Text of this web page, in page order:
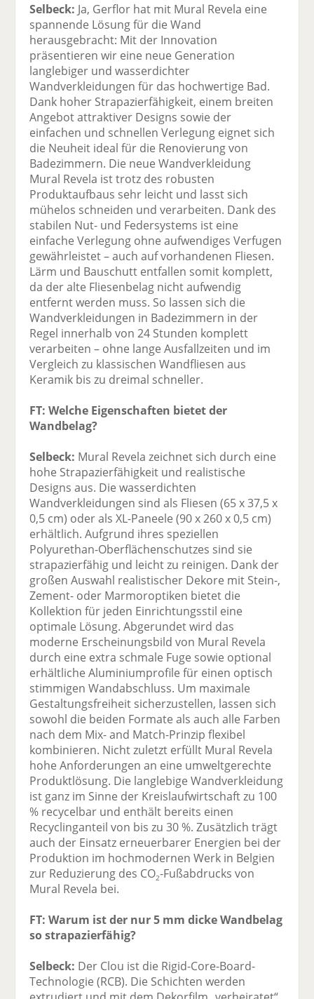
Selbeck: Ja, Gerflor hat mit Mural Revela eine
spannende Lösung für die Wand
herausgebracht: Mit der Innovation
präsentieren wir eine neue Generation
langlebiger und wasserdichter
Wandverkleidungen für das hochwertige Bad.
Dank hoher Strapazierfähigkeit, einem breiten
Angebot attraktiver Designs sowie der
einfachen und schnellen Verlegung eignet sich
die Neuheit ideal für die Renovierung von
Badezimmern. Die neue Wandverkleidung
Mural Revela ist trotz des robusten
Produktaufbaus sehr leicht und lasst sich
mühelos schneiden und verarbeiten. Dank des
stabilen Nut- und Federsystems ist eine
einfache Verlegung ohne aufwendiges Verfugen
gewährleistet – auch auf vorhandenen Fliesen.
Lärm und Bauschutt entfallen somit komplett,
da der alte Fliesenbelag nicht aufwendig
entfernt werden muss. So lassen sich die
Wandverkleidungen in Badezimmern in der
Regel innerhalb von 24 Stunden komplett
verarbeiten – ohne lange Ausfallzeiten und im
Vergleich zu klassischen Wandfliesen aus
Keramik bis zu dreimal schneller.
FT: Welche Eigenschaften bietet der
Wandbelag?
Selbeck: Mural Revela zeichnet sich durch eine
hohe Strapazierfähigkeit und realistische
Designs aus. Die wasserdichten
Wandverkleidungen sind als Fliesen (65 x 37,5 x
0,5 cm) oder als XL-Paneele (90 x 260 x 0,5 cm)
erhältlich. Aufgrund ihres speziellen
Polyurethan-Oberflächenschutzes sind sie
strapazierfähig und leicht zu reinigen. Dank der
großen Auswahl realistischer Dekore mit Stein-,
Zement- oder Marmoroptiken bietet die
Kollektion für jeden Einrichtungsstil eine
optimale Lösung. Abgerundet wird das
moderne Erscheinungsbild von Mural Revela
durch eine extra schmale Fuge sowie optional
erhältliche Aluminiumprofile für einen optisch
stimmigen Wandabschluss. Um maximale
Gestaltungsfreiheit sicherzustellen, lassen sich
sowohl die beiden Formate als auch alle Farben
nach dem Mix- and Match-Prinzip flexibel
kombinieren. Nicht zuletzt erfüllt Mural Revela
hohe Anforderungen an eine umweltgerechte
Produktlösung. Die langlebige Wandverkleidung
ist ganz im Sinne der Kreislaufwirtschaft zu 100
% recycelbar und enthält bereits einen
Recyclinganteil von bis zu 30 %. Zusätzlich trägt
auch der Einsatz erneuerbarer Energien bei der
Produktion im hochmodernen Werk in Belgien
zur Reduzierung des CO2-Fußabdrucks von
Mural Revela bei.
FT: Warum ist der nur 5 mm dicke Wandbelag
so strapazierfähig?
Selbeck: Der Clou ist die Rigid-Core-Board-
Technologie (RCB). Die Schichten werden